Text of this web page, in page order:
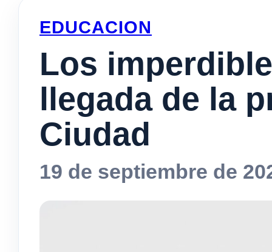
EDUCACION
Los
llegada de la
Ciudad
19 de septiembre de